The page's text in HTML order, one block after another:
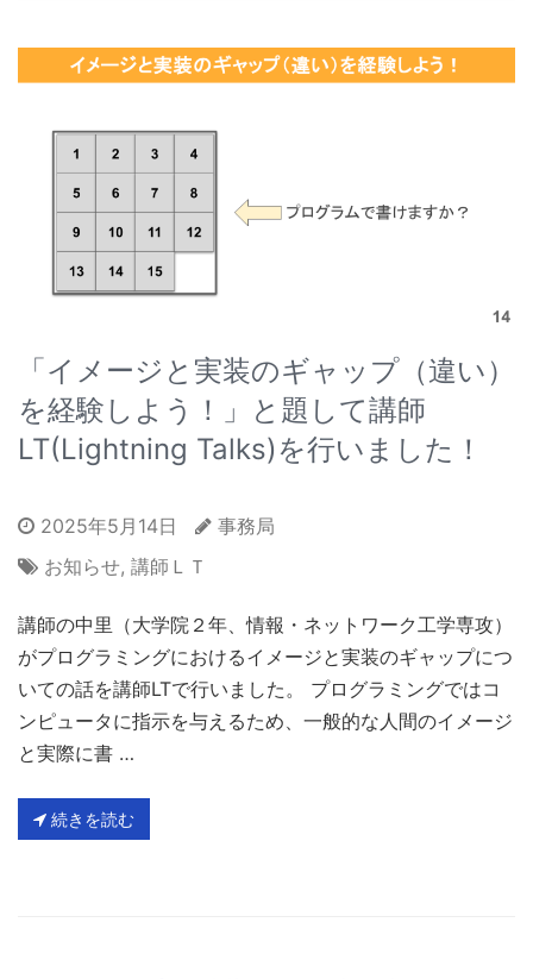
「イメージと実装のギャップ（違い）
を経験しよう！」と題して講師
LT(Lightning Talks)を行いました！
2025年5月14日
事務局
お知らせ, 講師ＬＴ
講師の中里（大学院２年、情報・ネットワーク工学専攻）
がプログラミングにおけるイメージと実装のギャップにつ
いての話を講師LTで行いました。 プログラミングではコ
ンピュータに指示を与えるため、一般的な人間のイメージ
と実際に書 …
続きを読む